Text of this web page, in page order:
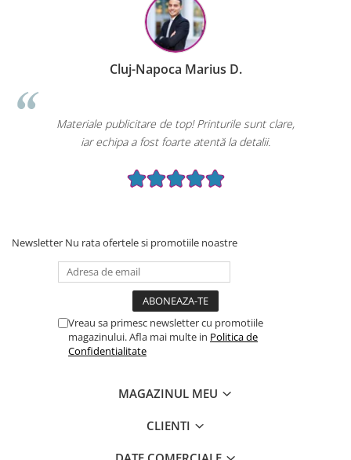
Cluj-Napoca Marius D.
Materiale publicitare de top! Printurile sunt clare,
iar echipa a fost foarte atentă la detalii.
Newsletter Nu rata ofertele si promotiile noastre
Vreau sa primesc newsletter cu promotiile
magazinului. Afla mai multe in Politica de
Confidentialitate
MAGAZINUL MEU
CLIENTI